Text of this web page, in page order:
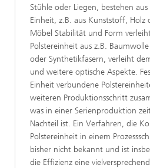
Stühle oder Liegen, bestehen
Einheit, z.B. aus Kunststoff, Holz
Möbel Stabilität und Form
Polstereinheit aus z.B.
oder Synthetikfasern, verleiht
und weitere optische Aspekte.
Einheit verbundene
weiteren Produktionsschritt
was in einer Serienproduktion
Nachteil ist. Ein Verfahren, die
Polstereinheit in einem
bisher nicht bekannt und ist
die Effizienz eine